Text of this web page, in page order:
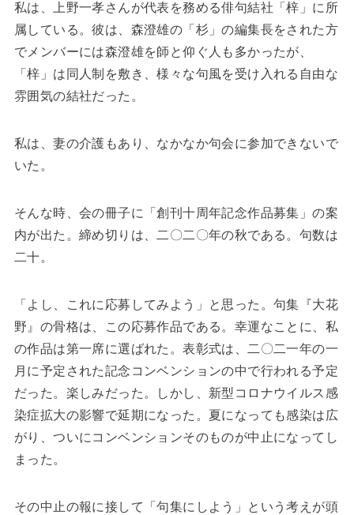
私は、上野一孝さんが代表を務める俳句結社「梓」に所
属している。彼は、森澄雄の「杉」の編集長をされた方
でメンバーには森澄雄を師と仰ぐ人も多かったが、
「梓」は同人制を敷き、様々な句風を受け入れる自由な
雰囲気の結社だった。
私は、妻の介護もあり、なかなか句会に参加できないで
いた。
そんな時、会の冊子に「創刊十周年記念作品募集」の案
内が出た。締め切りは、二〇二〇年の秋である。句数は
二十。
「よし、これに応募してみよう」と思った。句集『大花
野』の骨格は、この応募作品である。幸運なことに、私
の作品は第一席に選ばれた。表彰式は、二〇二一年の一
月に予定された記念コンベンションの中で行われる予定
だった。楽しみだった。しかし、新型コロナウイルス感
染症拡大の影響で延期になった。夏になっても感染は広
がり、ついにコンベンションそのものが中止になってし
まった。
その中止の報に接して「句集にしよう」という考えが頭